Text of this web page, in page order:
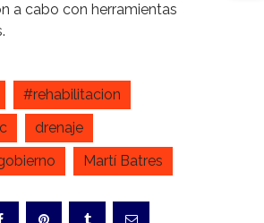
a cabo con herramientas
#rehabilitacion
drenaje
Martí Batres